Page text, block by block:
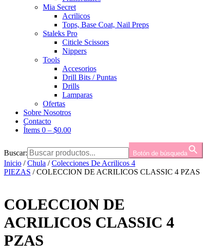
Mia Secret
Acrilicos
Tops, Base Coat, Nail Preps
Staleks Pro
Citicle Scissors
Nippers
Tools
Accesorios
Drill Bits / Puntas
Drills
Lamparas
Ofertas
Sobre Nosotros
Contacto
Ítems 0 – $0.00
Buscar: Botón de búsqueda
Inicio /Chula /Colecciones De Acrilicos 4
PIEZAS / COLECCION DE ACRILICOS CLASSIC 4 PZAS
COLECCION DE
ACRILICOS CLASSIC 4
PZAS